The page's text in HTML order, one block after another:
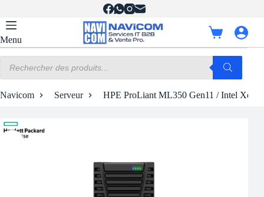
contenu
Menu
Panier
d’achat
produits
Navicom Serveur HPE ProLiant ML350 Gen11 / Intel